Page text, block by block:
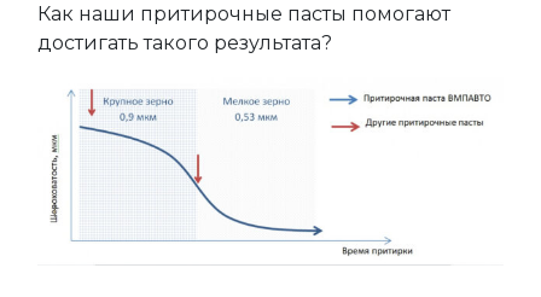
Как наши притирочные пасты помогают
достигать такого результата?